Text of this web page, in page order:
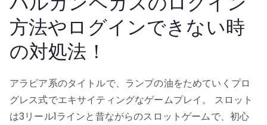
方法やログインできない時
の対処法！
アラビア系のタイトルで、ランプの油をためていくプロ
グレス式でエキサイティングなゲームプレイ。 スロット
は3リール1ラインと昔ながらのスロットゲームで、初心